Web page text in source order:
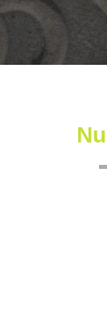
Somos
altamente